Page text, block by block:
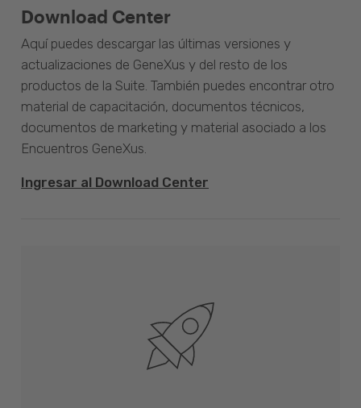
Download Center
Aquí puedes descargar las últimas versiones y
actualizaciones de GeneXus y del resto de los
productos de la Suite. También puedes encontrar otro
material de capacitación, documentos técnicos,
documentos de marketing y material asociado a los
Encuentros GeneXus.
Ingresar al Download Center